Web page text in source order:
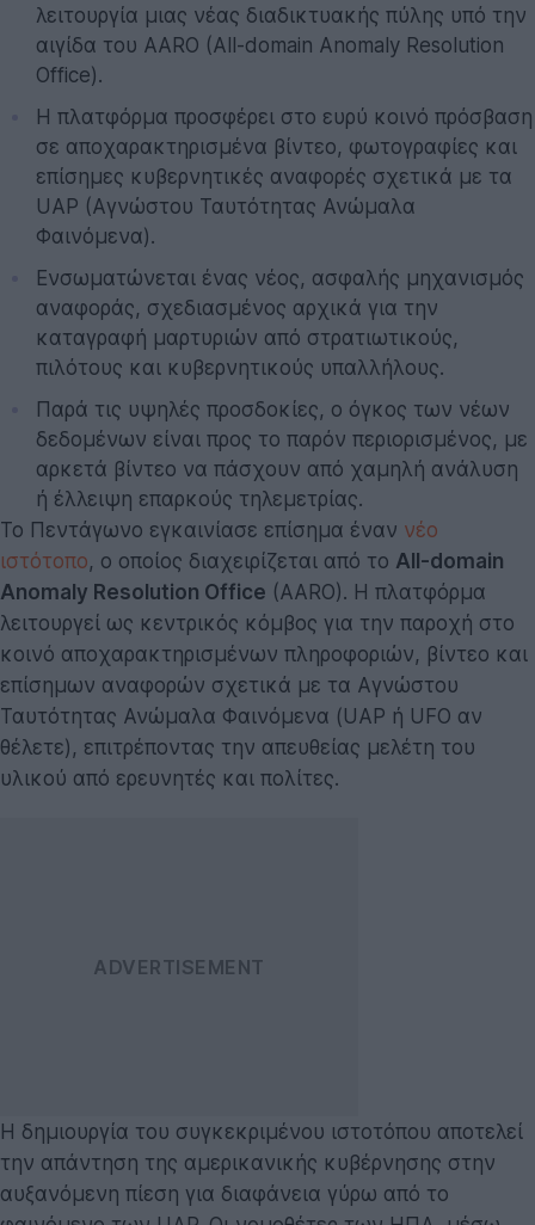
λειτουργία μιας νέας διαδικτυακής πύλης υπό την
αιγίδα του AARO (All-domain Anomaly Resolution
Office).
Η πλατφόρμα προσφέρει στο ευρύ κοινό πρόσβαση
σε αποχαρακτηρισμένα βίντεο, φωτογραφίες και
επίσημες κυβερνητικές αναφορές σχετικά με τα
UAP (Αγνώστου Ταυτότητας Ανώμαλα
Φαινόμενα).
Ενσωματώνεται ένας νέος, ασφαλής μηχανισμός
αναφοράς, σχεδιασμένος αρχικά για την
καταγραφή μαρτυριών από στρατιωτικούς,
πιλότους και κυβερνητικούς υπαλλήλους.
Παρά τις υψηλές προσδοκίες, ο όγκος των νέων
δεδομένων είναι προς το παρόν περιορισμένος, με
αρκετά βίντεο να πάσχουν από χαμηλή ανάλυση
ή έλλειψη επαρκούς τηλεμετρίας.
Το Πεντάγωνο εγκαινίασε επίσημα έναν νέο
ιστότοπο, ο οποίος διαχειρίζεται από το All-domain
Anomaly Resolution Office (AARO). Η πλατφόρμα
λειτουργεί ως κεντρικός κόμβος για την παροχή στο
κοινό αποχαρακτηρισμένων πληροφοριών, βίντεο και
επίσημων αναφορών σχετικά με τα Αγνώστου
Ταυτότητας Ανώμαλα Φαινόμενα (UAP ή UFO αν
θέλετε), επιτρέποντας την απευθείας μελέτη του
υλικού από ερευνητές και πολίτες.
Η δημιουργία του συγκεκριμένου ιστοτόπου αποτελεί
την απάντηση της αμερικανικής κυβέρνησης στην
αυξανόμενη πίεση για διαφάνεια γύρω από το